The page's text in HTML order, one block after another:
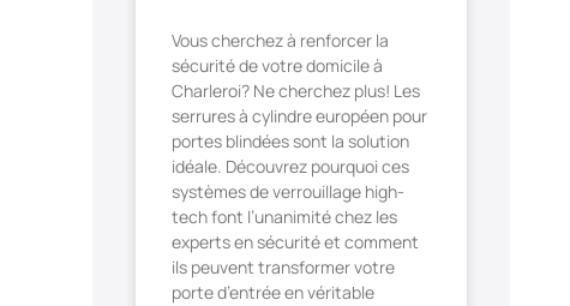
Vous cherchez à renforcer la
sécurité de votre domicile à
Charleroi? Ne cherchez plus! Les
serrures à cylindre européen pour
portes blindées sont la solution
idéale. Découvrez pourquoi ces
systèmes de verrouillage high-
tech font l’unanimité chez les
experts en sécurité et comment
ils peuvent transformer votre
porte d’entrée en véritable